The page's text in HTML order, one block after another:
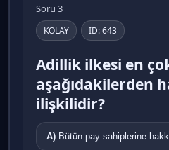
Soru 3
KOLAY ID: 643
Adillik ilkesi en
aşağıdakilerden
ilişkilidir?
A) Bütün pay sahiplerine